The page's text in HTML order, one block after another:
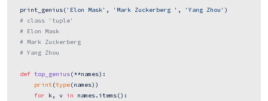
print_genius( 'Elon Mask' , 'Mark Zuckerberg ' , 'Yang Zhou' )
# class 'tuple'
# Elon Mask
# Mark Zuckerberg
# Yang Zhou
def top_genius(**names):
print(type(names))
for k, v in names.items():